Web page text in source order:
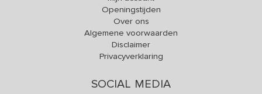
Openingstijden
Over ons
Algemene voorwaarden
Disclaimer
Privacyverklaring
SOCIAL MEDIA